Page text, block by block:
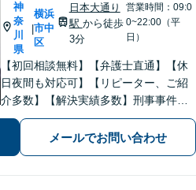
神
奈
川
県
|
横浜
市中
区
日本大通り
駅 から徒歩
3分
営業時間：09:0
0~22:00（平
日）
【初回相談無料】【弁護士直通】【休
日夜間も対応可】【リピーター、ご紹
介多数】【解決実績多数】刑事事件、
債務整理、離婚、相続など幅広く対
応。迅速な対応と丁寧なサポートに努
めます。
メールでお問い合わせ